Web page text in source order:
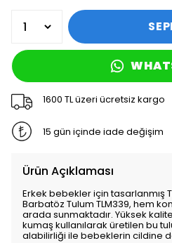
1600 TL üzeri ücretsiz kargo
15 gün içinde iade değişim
Ürün Açıklaması
Erkek bebekler için tasarlanmış
Barbatöz Tulum TLM339, hem
arada sunmaktadır. Yüksek
kumaş kullanılarak üretilen bu
alabilirliği ile bebeklerin cildine